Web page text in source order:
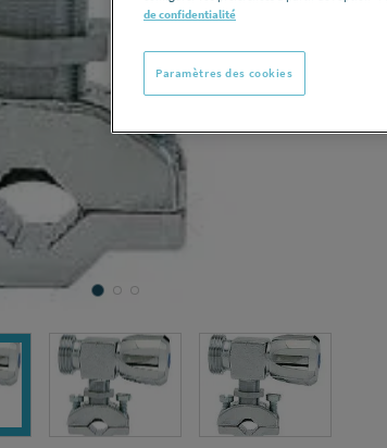
de confidentialité
Paramètres des cookies